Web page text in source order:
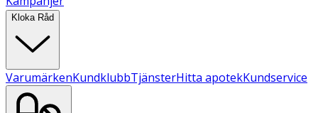
Kloka Råd
VarumärkenKundklubbTjänsterHitta apotekKundservice